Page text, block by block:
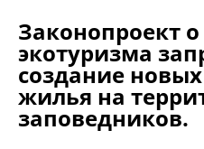
Законопроект
экотуризма
создание
жилья на
заповедников.